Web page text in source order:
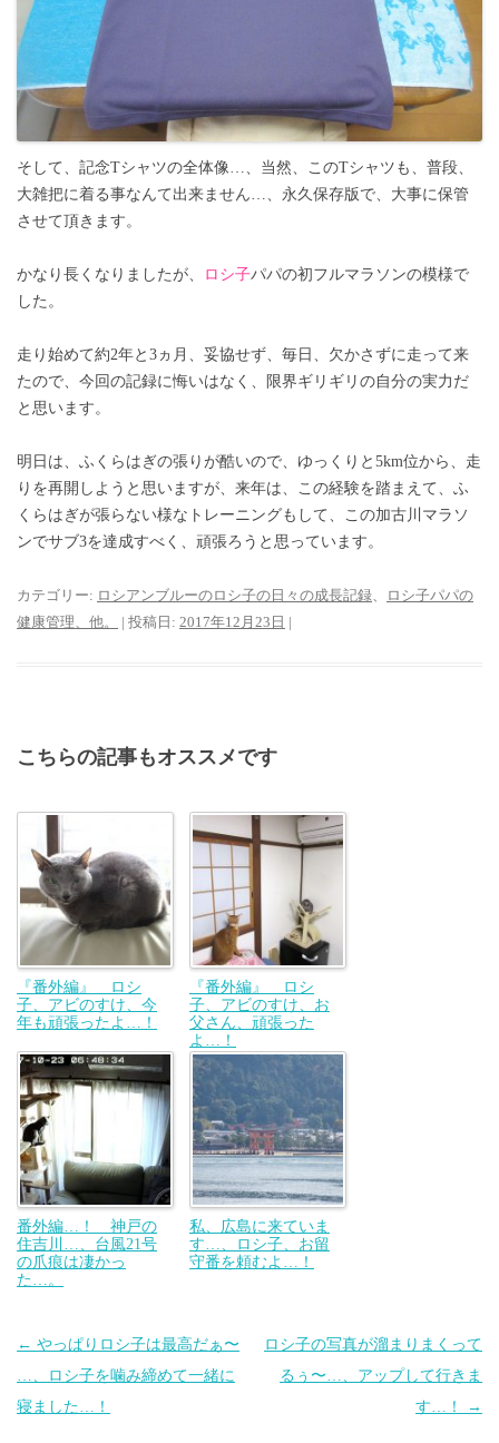
そして、記念Tシャツの全体像…、当然、このTシャツも、普段、
大雑把に着る事なんて出来ません…、永久保存版で、大事に保管
させて頂きます。
かなり長くなりましたが、 ロシ子パパの初フルマラソンの模様で
した。
走り始めて約2年と3ヵ月、妥協せず、毎日、欠かさずに走って来
たので、今回の記録に悔いはなく、限界ギリギリの自分の実力だ
と思います。
明日は、ふくらはぎの張りが酷いので、ゆっくりと5km位から、走
りを再開しようと思いますが、来年は、この経験を踏まえて、ふ
くらはぎが張らない様なトレーニングもして、この加古川マラソ
ンでサブ3を達成すべく、頑張ろうと思っています。
カテゴリー: ロシアンブルーのロシ子の日々の成長記録
ロシ子パパの
健康管理、他。
| 投稿日: 2017年12月23日 |
こちらの記事もオススメです
『番外編』 ロシ
子、アビのすけ、今
年も頑張ったよ…！
『番外編』 ロシ
子、アビのすけ、お
父さん、頑張った
よ…！
番外編…！ 神戸の
住吉川…、台風21号
の爪痕は凄かっ
た…。
私、広島に来ていま
す…、ロシ子、お留
守番を頼むよ…！
投
ナ
← やっぱりロシ子は最高だぁ〜
…、ロシ子を噛み締めて一緒に
寝ました…！
ロシ子の写真が溜まりまくって
るぅ〜…、アップして行きま
す…！
→